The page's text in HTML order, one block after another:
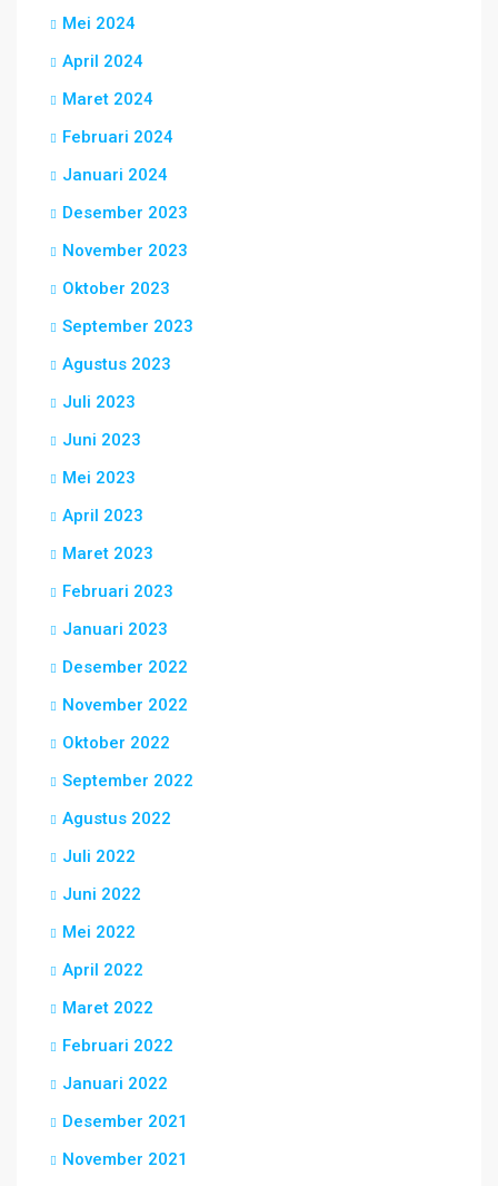
Mei 2024
April 2024
Maret 2024
Februari 2024
Januari 2024
Desember 2023
November 2023
Oktober 2023
September 2023
Agustus 2023
Juli 2023
Juni 2023
Mei 2023
April 2023
Maret 2023
Februari 2023
Januari 2023
Desember 2022
November 2022
Oktober 2022
September 2022
Agustus 2022
Juli 2022
Juni 2022
Mei 2022
April 2022
Maret 2022
Februari 2022
Januari 2022
Desember 2021
November 2021